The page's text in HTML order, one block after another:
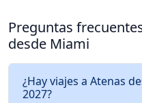
Preguntas
desde Miami
¿Hay viajes a Atenas
2027?